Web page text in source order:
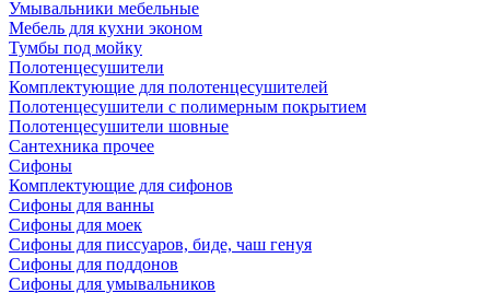
Умывальники мебельные
Мебель для кухни эконом
Тумбы под мойку
Полотенцесушители
Комплектующие для полотенцесушителей
Полотенцесушители с полимерным покрытием
Полотенцесушители шовные
Сантехника прочее
Сифоны
Комплектующие для сифонов
Сифоны для ванны
Сифоны для моек
Сифоны для писсуаров, биде, чаш генуя
Сифоны для поддонов
Сифоны для умывальников